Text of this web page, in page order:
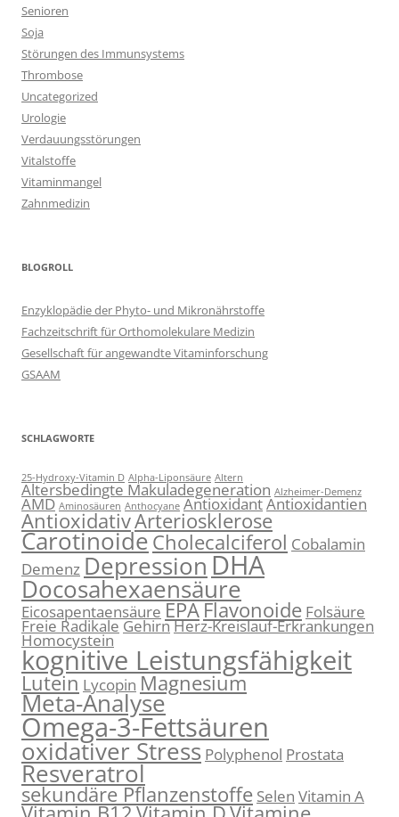
Senioren
Soja
Störungen des Immunsystems
Thrombose
Uncategorized
Urologie
Verdauungsstörungen
Vitalstoffe
Vitaminmangel
Zahnmedizin
BLOGROLL
Enzyklopädie der Phyto- und Mikronährstoffe
Fachzeitschrift für Orthomolekulare Medizin
Gesellschaft für angewandte Vitaminforschung
GSAAM
SCHLAGWORTE
25-Hydroxy-Vitamin D Alpha-Liponsäure Altern
Altersbedingte Makuladegeneration Alzheimer-Demenz
AMD Aminosäuren Anthocyane AntioxidantAntioxidantien
AntioxidativArteriosklerose
CarotinoideCholecalciferol Cobalamin
Demenz DepressionDHA
Docosahexaensäure
Eicosapentaensäure EPAFlavonoide Folsäure
Freie RadikaleGehirnHerz-Kreislauf-Erkrankungen
Homocystein
kognitive Leistungsfähigkeit
Lutein Lycopin Magnesium
Meta-Analyse
Omega-3-Fettsäuren
oxidativer Stress Polyphenol Prostata
Resveratrol
sekundäre Pflanzenstoffe Selen Vitamin A